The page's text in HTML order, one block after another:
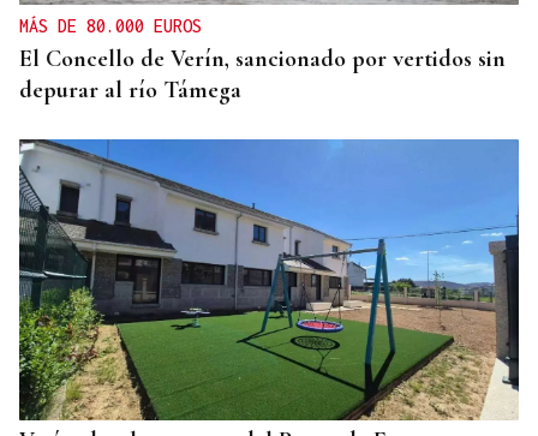
MÁS DE 80.000 EUROS
El Concello de Verín, sancionado por vertidos sin
depurar al río Támega